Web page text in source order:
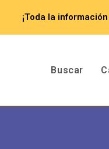
¡Toda la
Buscar